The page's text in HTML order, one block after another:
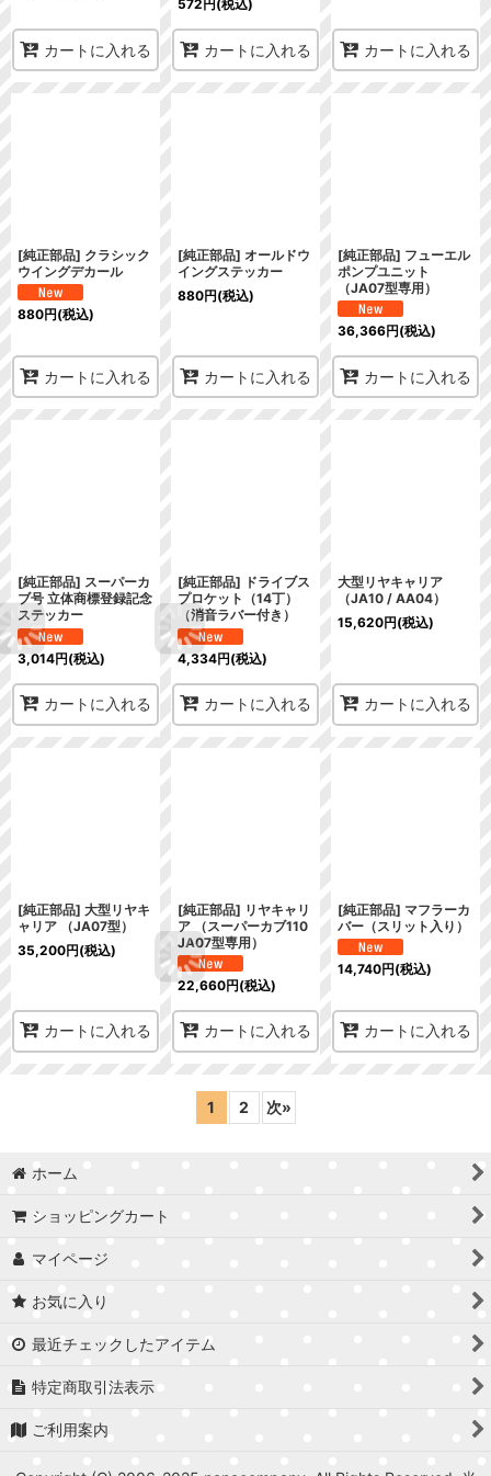
カートに入れる
572円(税込)
カートに入れる カートに入れる
[純正部品] クラシック
ウイングデカール
880円(税込)
カートに入れる
[純正部品] オールドウ
イングステッカー
880円(税込)
カートに入れる
[純正部品] フューエル
ポンプユニット
（JA07型専用）
36,366円(税込)
カートに入れる
[純正部品] スーパーカ
ブ号 立体商標登録記念
ステッカー
3,014円(税込)
カートに入れる
[純正部品] ドライブス
プロケット（14丁）
（消音ラバー付き）
4,334円(税込)
カートに入れる
大型リヤキャリア
（JA10 / AA04）
15,620円(税込)
カートに入れる
[純正部品] 大型リヤキ
ャリア （JA07型）
35,200円(税込)
カートに入れる
[純正部品] リヤキャリ
ア （スーパーカブ110
JA07型専用）
22,660円(税込)
カートに入れる
[純正部品] マフラーカ
バー（スリット入り）
14,740円(税込)
カートに入れる
1 2 次»
ホーム
ショッピングカート
マイページ
お気に入り
最近チェックしたアイテム
特定商取引法表示
ご利用案内